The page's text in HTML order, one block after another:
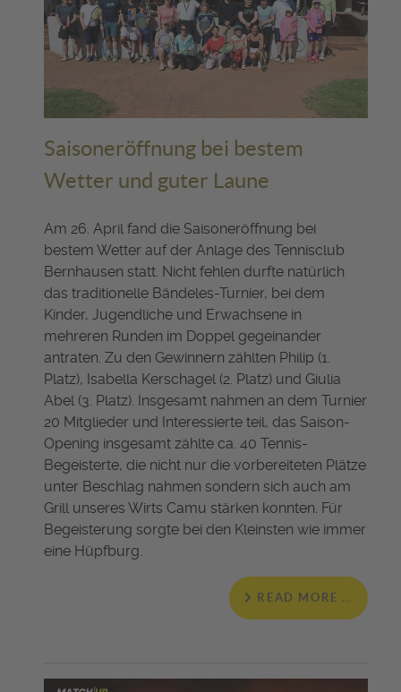
Saisoneröffnung bei bestem
Wetter und guter Laune
Am 26. April fand die Saisoneröffnung bei
bestem Wetter auf der Anlage des Tennisclub
Bernhausen statt. Nicht fehlen durfte natürlich
das traditionelle Bändeles-Turnier, bei dem
Kinder, Jugendliche und Erwachsene in
mehreren Runden im Doppel gegeinander
antraten. Zu den Gewinnern zählten Philip (1.
Platz), Isabella Kerschagel (2. Platz) und Giulia
Abel (3. Platz). Insgesamt nahmen an dem Turnier
20 Mitglieder und Interessierte teil, das Saison-
Opening insgesamt zählte ca. 40 Tennis-
Begeisterte, die nicht nur die vorbereiteten Plätze
unter Beschlag nahmen sondern sich auch am
Grill unseres Wirts Camu stärken konnten. Für
Begeisterung sorgte bei den Kleinsten wie immer
eine Hüpfburg.
READ MORE …